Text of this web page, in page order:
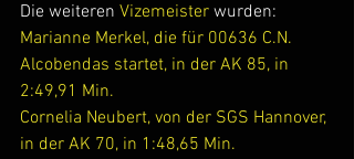
Die weiteren Vizemeister wurden:
Marianne Merkel, die für 00636 C.N.
Alcobendas startet, in der AK 85, in
2:49,91 Min.
Cornelia Neubert, von der SGS Hannover,
in der AK 70, in 1:48,65 Min.